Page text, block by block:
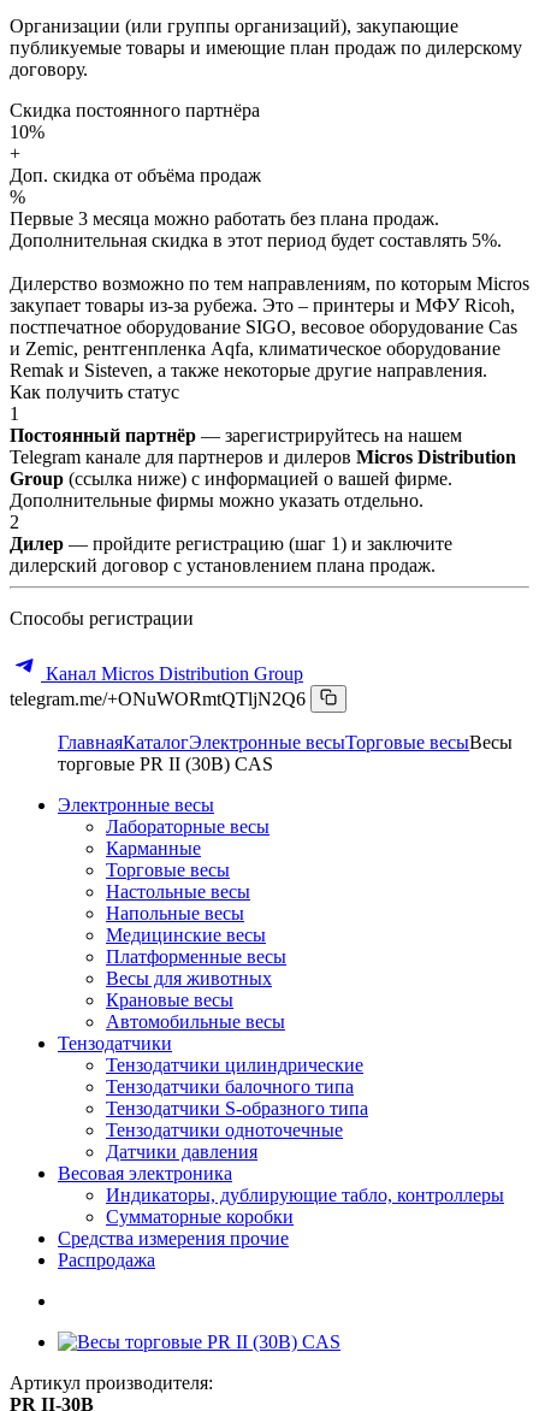
Организации (или группы организаций), закупающие
публикуемые товары и имеющие план продаж по дилерскому
договору.
Скидка постоянного партнёра
10%
+
Доп. скидка от объёма продаж
%
Первые 3 месяца можно работать без плана продаж.
Дополнительная скидка в этот период будет составлять 5%.
Дилерство возможно по тем направлениям, по которым Micros
закупает товары из-за рубежа. Это – принтеры и МФУ Ricoh,
постпечатное оборудование SIGO, весовое оборудование Cas
и Zemic, рентгенпленка Aqfa, климатическое оборудование
Remak и Sisteven, а также некоторые другие направления.
Как получить статус
1
Постоянный партнёр — зарегистрируйтесь на нашем
Telegram канале для партнеров и дилеров Micros Distribution
Group (ссылка ниже) с информацией о вашей фирме.
Дополнительные фирмы можно указать отдельно.
2
Дилер — пройдите регистрацию (шаг 1) и заключите
дилерский договор с установлением плана продаж.
Способы регистрации
Канал Micros Distribution Group
telegram.me/+ONuWORmtQTljN2Q6
ГлавнаяКаталогЭлектронные весыТорговые весыВесы
торговые PR II (30B) CAS
Электронные весы
Лабораторные весы
Карманные
Торговые весы
Настольные весы
Напольные весы
Медицинские весы
Платформенные весы
Весы для животных
Крановые весы
Автомобильные весы
Тензодатчики
Тензодатчики цилиндрические
Тензодатчики балочного типа
Тензодатчики S-образного типа
Тензодатчики одноточечные
Датчики давления
Весовая электроника
Индикаторы, дублирующие табло, контроллеры
Сумматорные коробки
Средства измерения прочие
Распродажа
Артикул производителя:
PR II-30B